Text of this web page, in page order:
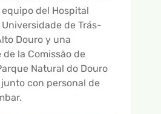
del Hospital
de Trás-
Douro y una
la Comissão de
Natural do Douro
con personal de